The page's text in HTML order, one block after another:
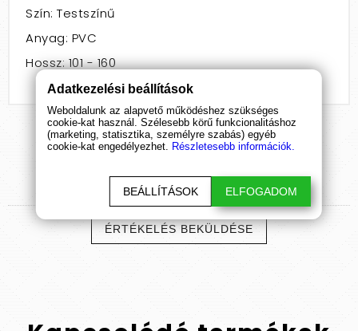
Szín: Testszínű
Anyag: PVC
Hossz: 101 - 160
Termékértékelések
ÉRTÉKELÉS BEKÜLDÉSE
Adatkezelési beállítások
Weboldalunk az alapvető működéshez szükséges
cookie-kat használ. Szélesebb körű funkcionalitáshoz
(marketing, statisztika, személyre szabás) egyéb
cookie-kat engedélyezhet. Részletesebb információk.
BEÁLLÍTÁSOK ELFOGADOM